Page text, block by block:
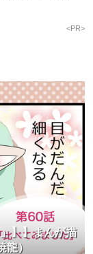
<PR>
】】まんが描
）